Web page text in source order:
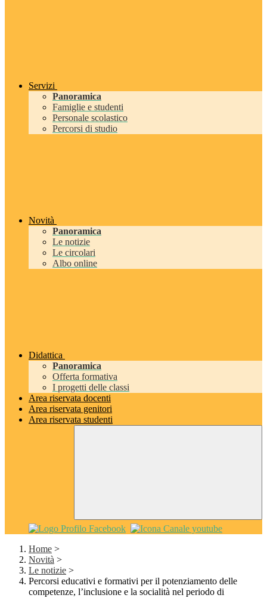
Servizi
Panoramica
Famiglie e studenti
Personale scolastico
Percorsi di studio
Novità
Panoramica
Le notizie
Le circolari
Albo online
Didattica
Panoramica
Offerta formativa
I progetti delle classi
Area riservata docenti
Area riservata genitori
Area riservata studenti
Home >
Novità >
Le notizie >
Percorsi educativi e formativi per il potenziamento delle
competenze, l’inclusione e la socialità nel periodo di